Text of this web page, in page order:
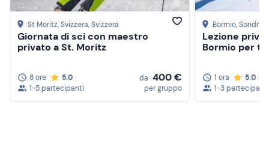
St Moritz, Svizzera, Svizzera
Giornata di sci con maestro
privato a St. Moritz
8 ore
5.0
1-5 partecipanti
da 400 €
per gruppo
Bormio, Sondrio
Lezione
Bormio per
1 ora
5.0
1-3 partecipanti